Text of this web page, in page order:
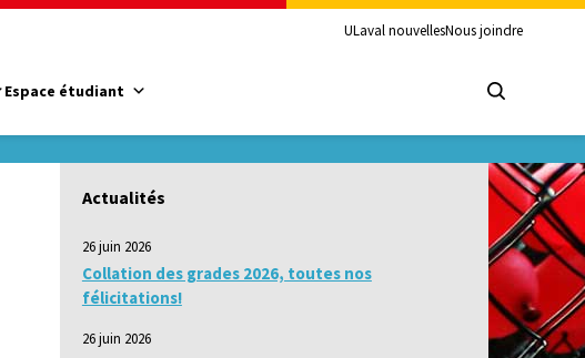
ULaval nouvellesNous joindre
Espace étudiant
Actualités
26 juin 2026
Collation des grades 2026, toutes nos
félicitations!
26 juin 2026